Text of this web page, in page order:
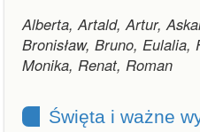
Alberta, Artald, Artur,
Bronisław, Bruno, Eulalia,
Monika, Renat, Roman
Święta i ważne